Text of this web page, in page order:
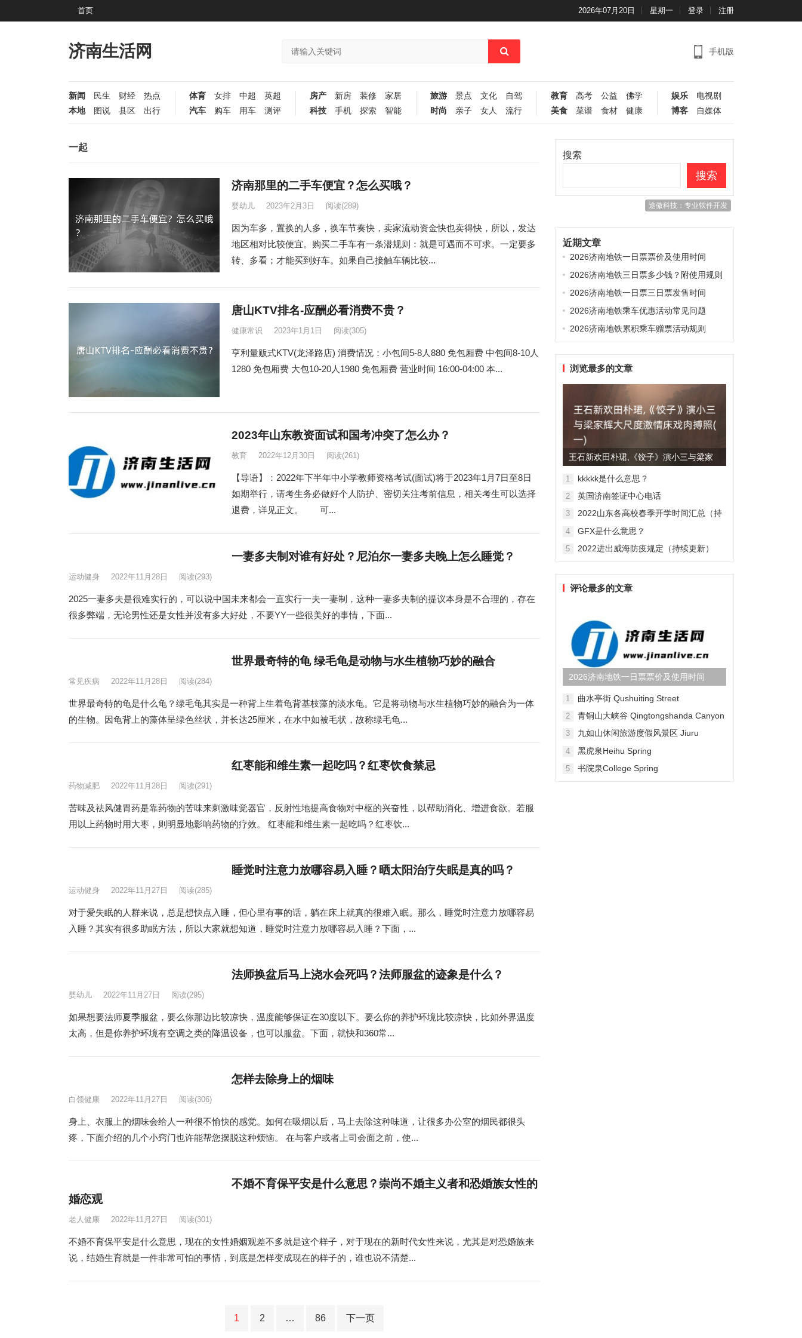
首页 2026年07月20日 星期一 登录 注册
济南生活网 手机版
新闻 民生 财经
热点
本地
图说 县区 出行
体育 女排 中超
英超
汽车
购车 用车 测评
房产 新房 装修
家居
科技
手机 探索 智能
旅游 景点 文化
自驾
时尚
亲子 女人 流行
教育 高考 公益
佛学
美食
菜谱 食材 健康
娱乐
电视剧
博客
自媒体
一起
济南那里的二手车便宜？怎么买哦？
婴幼儿 2023年2月3日 阅读(289)
因为车多，置换的人多，换车节奏快，卖家流动资金快也卖得快，所以，发达
地区相对比较便宜。购买二手车有一条潜规则：就是可遇而不可求。一定要多
转、多看；才能买到好车。如果自己接触车辆比较...
唐山KTV排名-应酬必看消费不贵？
健康常识 2023年1月1日 阅读(305)
亨利量贩式KTV(龙泽路店) 消费情况：小包间5-8人880 免包厢费 中包间8-10人
1280 免包厢费 大包10-20人1980 免包厢费 营业时间 16:00-04:00 本...
2023年山东教资面试和国考冲突了怎么办？
教育 2022年12月30日 阅读(261)
【导语】：2022年下半年中小学教师资格考试(面试)将于2023年1月7日至8日
如期举行，请考生务必做好个人防护、密切关注考前信息，相关考生可以选择
退费，详见正文。 可...
一妻多夫制对谁有好处？尼泊尔一妻多夫晚上怎么睡觉？
运动健身 2022年11月28日 阅读(293)
2025一妻多夫是很难实行的，可以说中国未来都会一直实行一夫一妻制，这种一妻多夫制的提议本身是不合理的，存在
很多弊端，无论男性还是女性并没有多大好处，不要YY一些很美好的事情，下面...
世界最奇特的龟 绿毛龟是动物与水生植物巧妙的融合
常见疾病 2022年11月28日 阅读(284)
世界最奇特的龟是什么龟？绿毛龟其实是一种背上生着龟背基枝藻的淡水龟。它是将动物与水生植物巧妙的融合为一体
的生物。因龟背上的藻体呈绿色丝状，并长达25厘米，在水中如被毛状，故称绿毛龟...
红枣能和维生素一起吃吗？红枣饮食禁忌
药物减肥 2022年11月28日 阅读(291)
苦味及祛风健胃药是靠药物的苦味来刺激味觉器官，反射性地提高食物对中枢的兴奋性，以帮助消化、增进食欲。若服
用以上药物时用大枣，则明显地影响药物的疗效。 红枣能和维生素一起吃吗？红枣饮...
睡觉时注意力放哪容易入睡？晒太阳治疗失眠是真的吗？
运动健身 2022年11月27日 阅读(285)
对于爱失眠的人群来说，总是想快点入睡，但心里有事的话，躺在床上就真的很难入眠。那么，睡觉时注意力放哪容易
入睡？其实有很多助眠方法，所以大家就想知道，睡觉时注意力放哪容易入睡？下面，...
法师换盆后马上浇水会死吗？法师服盆的迹象是什么？
婴幼儿 2022年11月27日 阅读(295)
如果想要法师夏季服盆，要么你那边比较凉快，温度能够保证在30度以下。要么你的养护环境比较凉快，比如外界温度
太高，但是你养护环境有空调之类的降温设备，也可以服盆。下面，就快和360常...
怎样去除身上的烟味
白领健康 2022年11月27日 阅读(306)
身上、衣服上的烟味会给人一种很不愉快的感觉。如何在吸烟以后，马上去除这种味道，让很多办公室的烟民都很头
疼，下面介绍的几个小窍门也许能帮您摆脱这种烦恼。 在与客户或者上司会面之前，使...
不婚不育保平安是什么意思？崇尚不婚主义者和恐婚族女性的
婚恋观
老人健康 2022年11月27日 阅读(301)
不婚不育保平安是什么意思，现在的女性婚姻观差不多就是这个样子，对于现在的新时代女性来说，尤其是对恐婚族来
说，结婚生育就是一件非常可怕的事情，到底是怎样变成现在的样子的，谁也说不清楚...
1 2 … 86 下一页
搜索
搜索
途傲科技：专业软件开发
近期文章
2026济南地铁一日票票价及使用时间
2026济南地铁三日票多少钱？附使用规则
2026济南地铁一日票三日票发售时间
2026济南地铁乘车优惠活动常见问题
2026济南地铁累积乘车赠票活动规则
浏览最多的文章
王石新欢田朴珺,《饺子》演小三与梁家
辉大尺度激情床戏肉搏照(...
1 kkkkk是什么意思？
2 英国济南签证中心电话
3
2022山东各高校春季开学时间汇总（持
4 GFX是什么意思？
5 2022进出威海防疫规定（持续更新）
评论最多的文章
2026济南地铁一日票票价及使用时间
1 曲水亭街 Qushuiting Street
2 青铜山大峡谷 Qingtongshanda Canyon
3
九如山休闲旅游度假风景区 Jiuru
4 黑虎泉Heihu Spring
5 书院泉College Spring